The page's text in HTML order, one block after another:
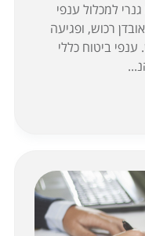
למכלול ענפי
רכוש, ופגיעה
ביטוח כללי